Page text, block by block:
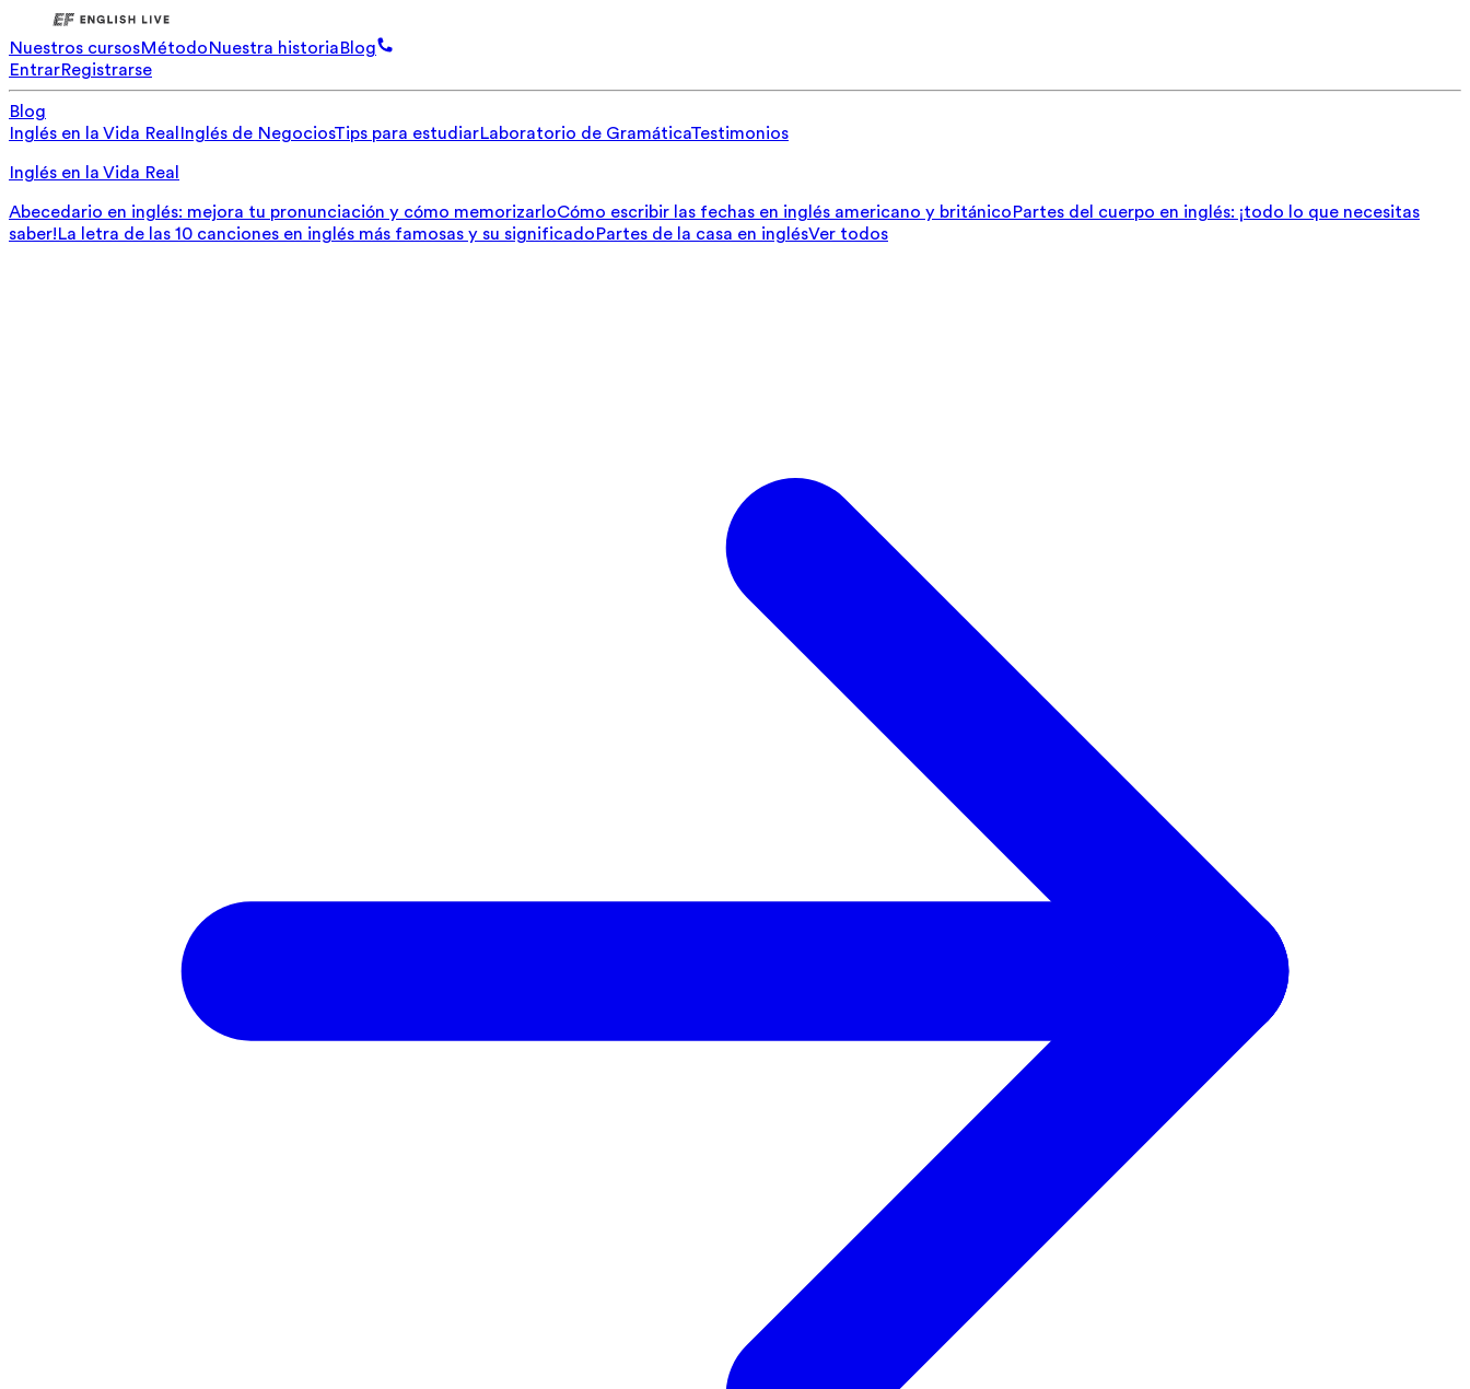
Nuestros cursosMétodoNuestra historiaBlog
EntrarRegistrarse
Blog
Inglés en la Vida Real Inglés de NegociosTips para estudiarLaboratorio de GramáticaTestimonios
Inglés en la Vida Real
Abecedario en inglés: mejora tu pronunciación y cómo memorizarloCómo escribir las fechas en inglés americano y británicoPartes del cuerpo en inglés: ¡todo lo que necesitas
saber!La letra de las 10 canciones en inglés más famosas y su significadoPartes de la casa en inglésVer todos